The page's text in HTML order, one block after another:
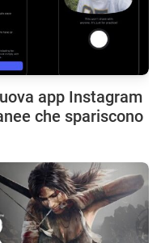
app Instagram
che spariscono